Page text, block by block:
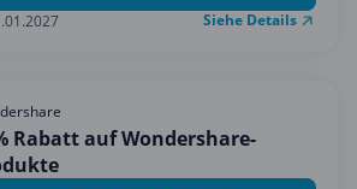
Siehe Details
Rabatt auf Wondershare-